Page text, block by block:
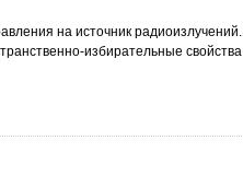
на источник радиоизлучений.
избирательные свойства